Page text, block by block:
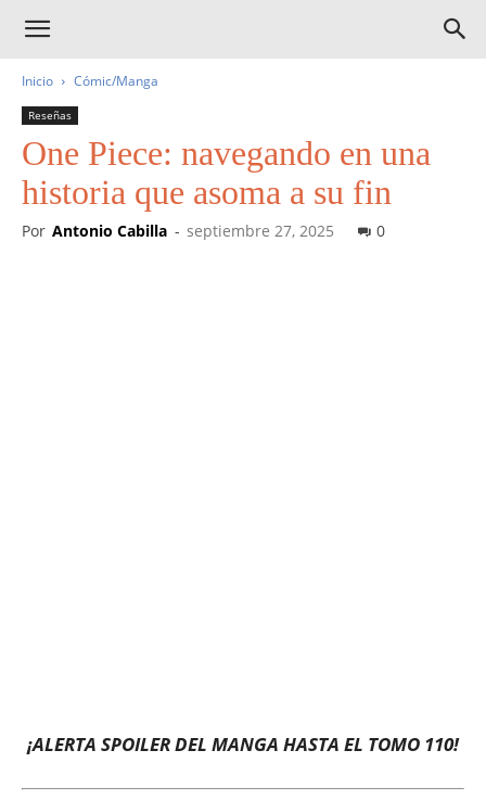
Inicio Cómic/Manga
Reseñas
One Piece: navegando en una
historia que asoma a su fin
Por Antonio Cabilla - septiembre 27, 2025 0
¡ALERTA SPOILER DEL MANGA HASTA EL TOMO 110!